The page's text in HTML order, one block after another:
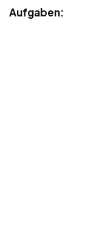
Aufgaben: